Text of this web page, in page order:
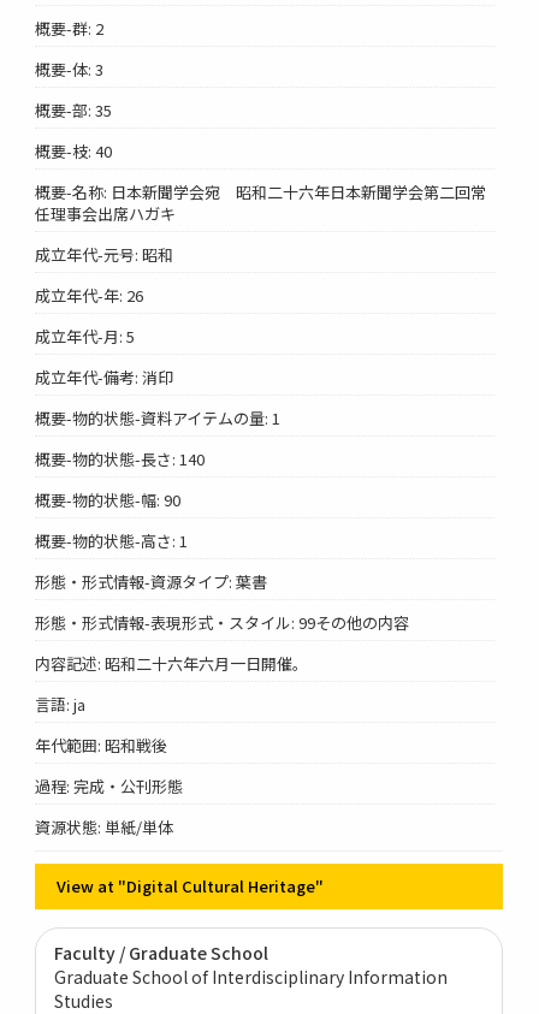
概要-群: 2
概要-体: 3
概要-部: 35
概要-枝: 40
概要-名称: 日本新聞学会宛 昭和二十六年日本新聞学会第二回常
任理事会出席ハガキ
成立年代-元号: 昭和
成立年代-年: 26
成立年代-月: 5
成立年代-備考: 消印
概要-物的状態-資料アイテムの量: 1
概要-物的状態-長さ: 140
概要-物的状態-幅: 90
概要-物的状態-高さ: 1
形態・形式情報-資源タイプ: 葉書
形態・形式情報-表現形式・スタイル: 99その他の内容
内容記述: 昭和二十六年六月一日開催。
言語: ja
年代範囲: 昭和戦後
過程: 完成・公刊形態
資源状態: 単紙/単体
View at "Digital Cultural Heritage"
Faculty / Graduate School
Graduate School of Interdisciplinary Information
Studies